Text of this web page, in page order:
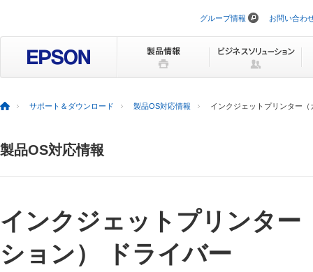
ビ
ョ
を
グループ情報 お問い合わ
サポート＆ダウンロード 製品OS対応情報 インクジェットプリンター
製品OS対応情報
インクジェットプリンタ
ション） ドライバー